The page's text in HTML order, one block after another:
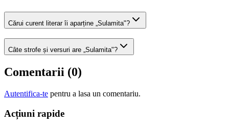
Cărui curent literar îi aparține „Sulamita"?
Câte strofe și versuri are „Sulamita"?
Comentarii (0)
Autentifica-te pentru a lasa un comentariu.
Acțiuni rapide